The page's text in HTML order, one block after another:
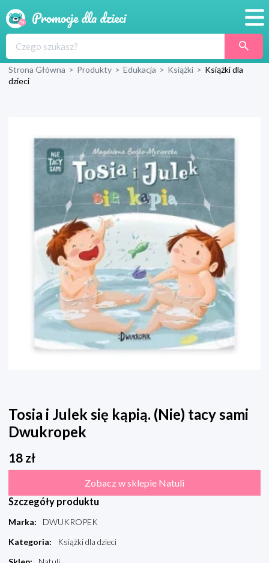
Produkty
Wyprawka
Strona Główna > Produkty > Edukacja > Książki > Książki dla
dzieci
Tosia i Julek się kąpią. (Nie) tacy sami
Dwukropek
18 zł
Zobacz w sklepie Natuli
Szczegóły produktu
Marka:
DWUKROPEK
Kategoria:
Książki dla dzieci